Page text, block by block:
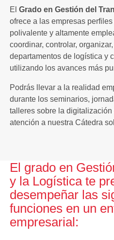
El Grado en Gestión del
ofrece a las empresas
polivalente y altamente
coordinar, controlar,
departamentos de logística y
utilizando los avances más
Podrás llevar a la realidad
durante los seminarios,
talleres sobre la digitalización
atención a nuestra Cátedra
El grado en
y la Logística te
desempeñar las
funciones en un
empresarial: